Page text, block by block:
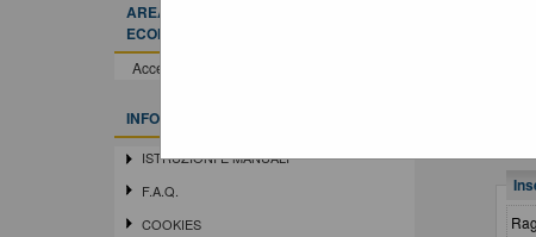
AREA RISERVATA OPERATORE
ECONOMICO
Accedi - Registrati
INFORMAZIONI
ISTRUZIONI E MANUALI
F.A.Q.
COOKIES